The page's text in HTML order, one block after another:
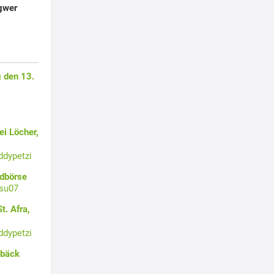
den 13.
Löcher,
Afra,